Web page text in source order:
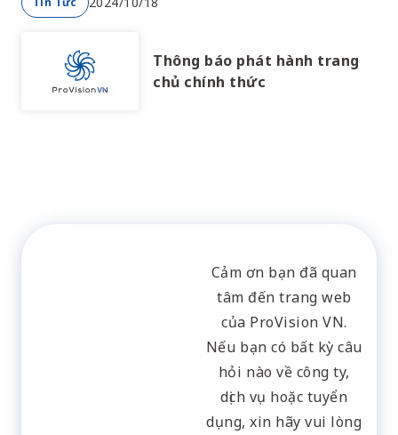
Thông báo phát hành trang
chủ chính thức
Cảm ơn bạn đã quan
tâm đến trang web
của ProVision VN.
Nếu bạn có bất kỳ câu
hỏi nào về công ty,
dịch vụ hoặc tuyển
dụng, xin hãy vui lòng